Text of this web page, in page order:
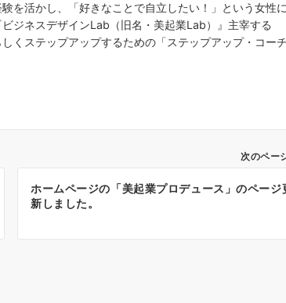
を活かし、「好きなことで自立したい！」という女性に
ジネスデザインLab（旧名・美起業Lab）』主宰する
くステップアップするための「ステップアップ・コーチ
次のペー
ホームページの「美起業プロデュース」のページ
新しました。